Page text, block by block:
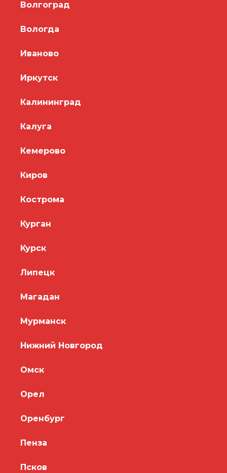
Волгоград
Вологда
Иваново
Иркутск
Калининград
Калуга
Кемерово
Киров
Кострома
Курган
Курск
Липецк
Магадан
Мурманск
Нижний Новгород
Омск
Орел
Оренбург
Пенза
Псков